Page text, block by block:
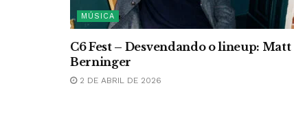
MÚSICA
C6 Fest – Desvendando o lineup: Matt
Berninger
2 DE ABRIL DE 2026